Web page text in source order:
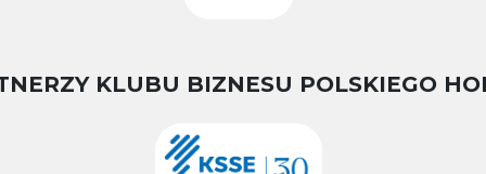
KLUBU BIZNESU POLSKIEGO